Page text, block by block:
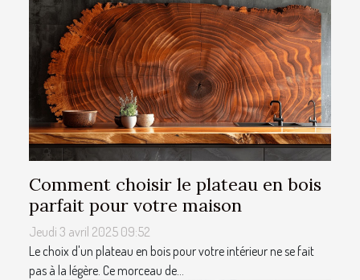
Comment choisir le plateau en bois
parfait pour votre maison
Jeudi 3 avril 2025 09:52
Le choix d'un plateau en bois pour votre intérieur ne se fait
pas à la légère. Ce morceau de...